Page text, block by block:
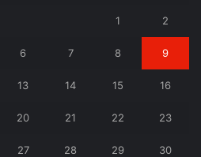
1 2
6 7 8 9
13 14 15 16
20 21 22 23
27 28 29 30